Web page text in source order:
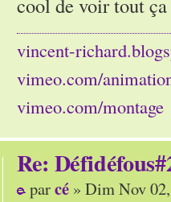
cool de voir tout
vincent-
vimeo.com/
vimeo.com/montage
Re:
parcé » Dim Nov